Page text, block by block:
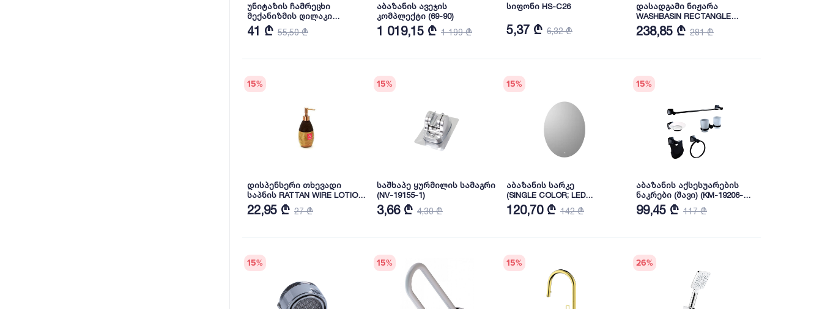
უნიტაზის ჩამრეცხი
მექანიზმის ღილაკი
YGRKP74320MG
41 ₾ 55,50 ₾
აბაზანის ავეჯის
კომპლექტი (69-90)
1 019,15 ₾ 1 199 ₾
სიფონი HS-C26
5,37 ₾ 6,32 ₾
დასადგამი ნიჟარა
WASHBASIN RECTANGLE
WHITE 65 სმ
(MTLG06501FD1W5000-K) BIEN
238,85 ₾ 281 ₾
15%
დისპენსერი თხევადი
საპნის RATTAN WIRE LOTION
BOTTLE
22,95 ₾ 27 ₾
15%
საშხაპე ყურმილის სამაგრი
(NV-19155-1)
3,66 ₾ 4,30 ₾
15%
აბაზანის სარკე
(SINGLE COLOR; LED
განათებით 600x800mm) (A
EGG)
120,70 ₾ 142 ₾
15%
აბაზანის აქსესუარების
ნაკრები (შავი) (KM-19206-
118)
99,45 ₾ 117 ₾
15% 15% 15% 26%